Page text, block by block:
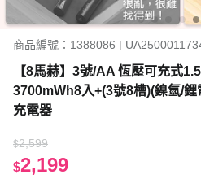
商品編號：1388086 |
【8馬赫】3號/AA 恆壓可充式
3700mWh8入+(3號8槽)(鎳氫/
充電器
$2,599
$2,199